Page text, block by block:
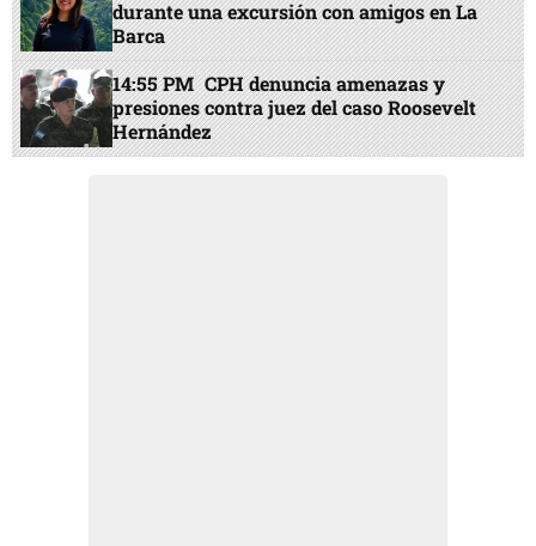
durante una excursión con amigos en La
Barca
14:55 PM CPH denuncia amenazas y
presiones contra juez del caso Roosevelt
Hernández